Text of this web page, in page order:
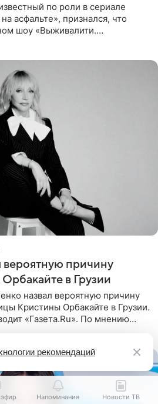
по роли в сериале
асфальте», признался, что
шоу «Выживалити.
вероятную причину
в Грузии
назвал вероятную причину
Кристины Орбакайте в Грузии.
«Газета.Ru». По мнению
Напоминания Новости ТВ
рекомендаций